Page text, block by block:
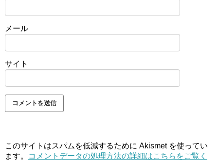
メール
サイト
このサイトはスパムを低減するために Akismet を使ってい
ます。
コメントデータの処理方法の詳細はこちらをご覧く